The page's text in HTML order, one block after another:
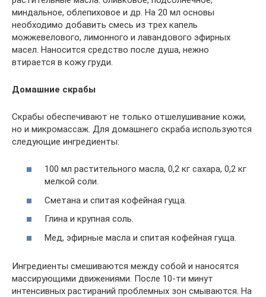
миндальное, облепиховое и др. На 20 мл основы
необходимо добавить смесь из трех капель
можжевелового, лимонного и лавандового эфирных
масел. Наносится средство после душа, нежно
втирается в кожу груди.
Домашние скрабы
Скрабы обеспечивают не только отшелушивание кожи,
но и микромассаж. Для домашнего скраба используются
следующие ингредиенты:
100 мл растительного масла, 0,2 кг сахара, 0,2 кг
мелкой соли.
Сметана и спитая кофейная гуща.
Глина и крупная соль.
Мед, эфирные масла и спитая кофейная гуща.
Ингредиенты смешиваются между собой и наносятся
массирующими движениями. После 10-ти минут
интенсивных растираний проблемных зон смываются. На